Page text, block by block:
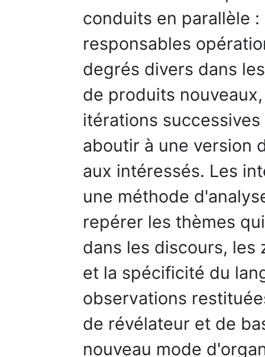
conduits en parallèle
responsables
degrés divers dans
de produits
itérations
aboutir à une version
aux intéressés. Les
une méthode
repérer les thèmes
dans les discours, les
et la spécificité du
observations
de révélateur et de
nouveau mode